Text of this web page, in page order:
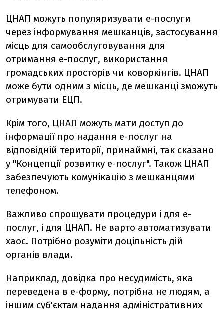
ЦНАП можуть популяризувати е-послуги
через інформування мешканців, застосування
місць для самообслуговування для
отримання е-послуг, використання
громадських просторів чи коворкінгів. ЦНАП
може бути одним з місць, де мешканці зможуть
отримувати ЕЦП.
Крім того, ЦНАП можуть мати доступ до
інформації про надання е-послуг на
відповідній території, принаймні, так сказано
у "Концепції розвитку е-послуг". Також ЦНАП
забезпечують комунікацію з мешканцями
телефоном.
Важливо спрощувати процедури і для е-
послуг, і для ЦНАП. Не варто автоматизувати
хаос. Потрібно розуміти доцільність дій
органів влади.
Наприклад, довідка про несудимість, яка
переведена в е-форму, потрібна не людям, а
іншим суб'єктам надання адміністративних